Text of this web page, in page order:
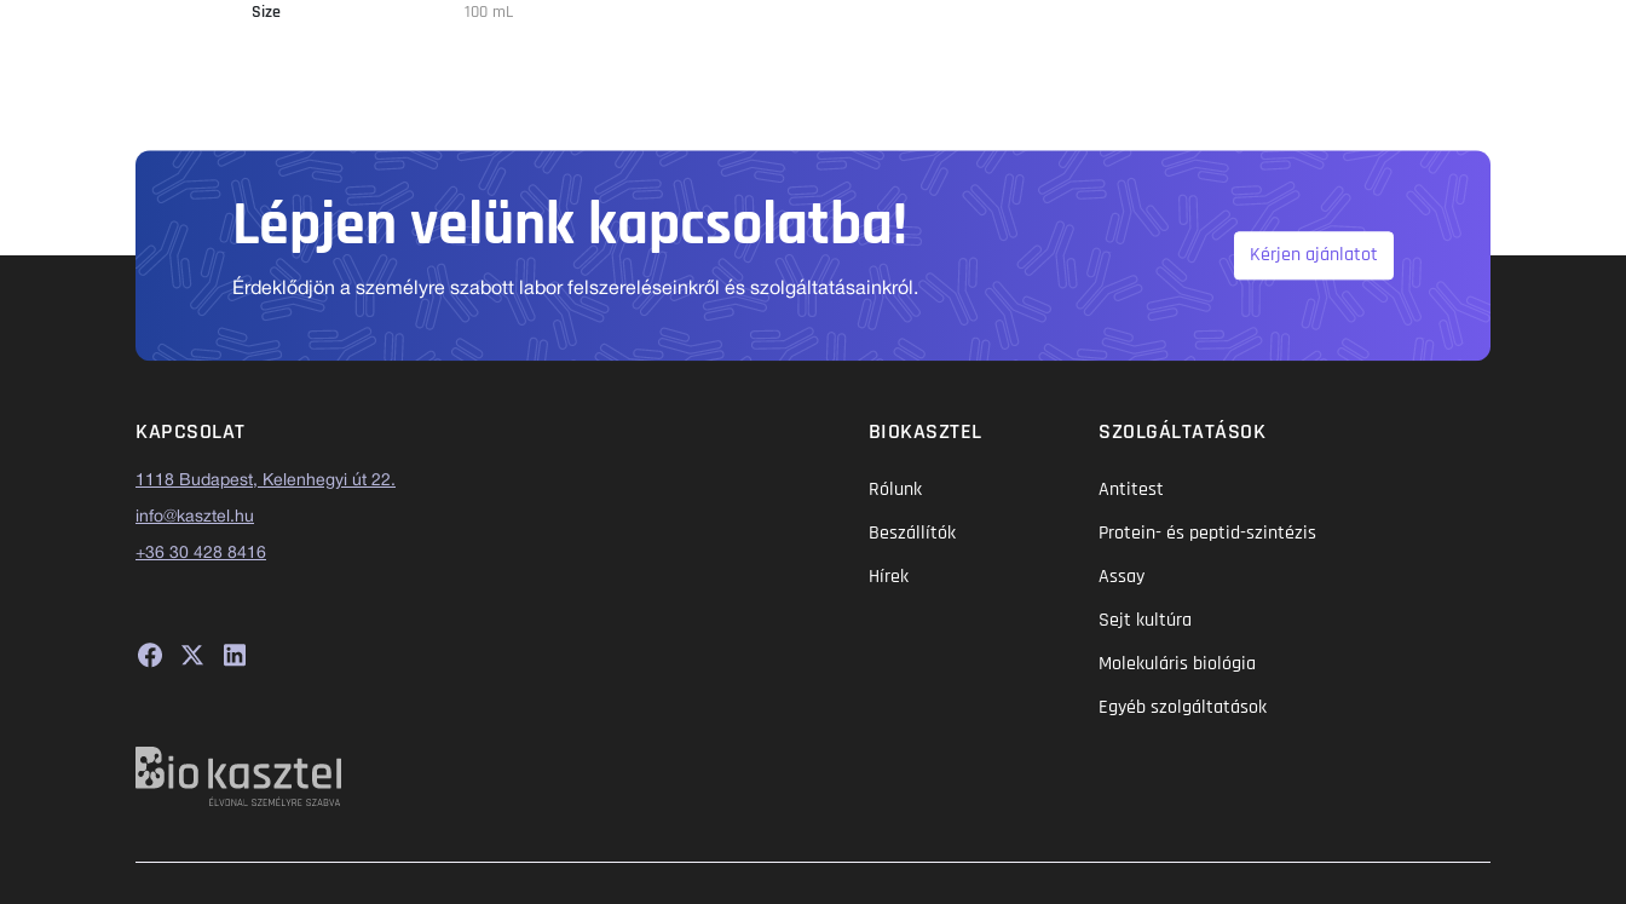
Size 100 mL
Lépjen velünk kapcsolatba!
Érdeklődjön a személyre szabott labor felszereléseinkről és szolgáltatásainkról.
Kérjen ajánlatot
KAPCSOLAT
1118 Budapest, Kelenhegyi út 22.
info@kasztel.hu
+36 30 428 8416
BIOKASZTEL
Rólunk
Beszállítók
Hírek
SZOLGÁLTATÁSOK
Antitest
Protein- és peptid-szintézis
Assay
Sejt kultúra
Molekuláris biológia
Egyéb szolgáltatások